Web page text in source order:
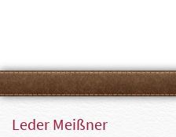
Leder Meißner